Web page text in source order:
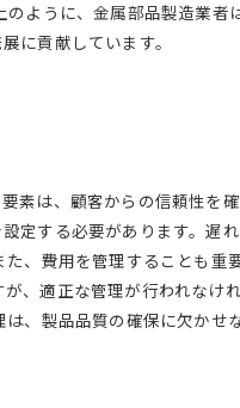
ように、金属部品製造業
に貢献しています。
は、顧客からの信頼性を
する必要があります。遅
、費用を管理することも
、適正な管理が行われなけ
、製品品質の確保に欠か